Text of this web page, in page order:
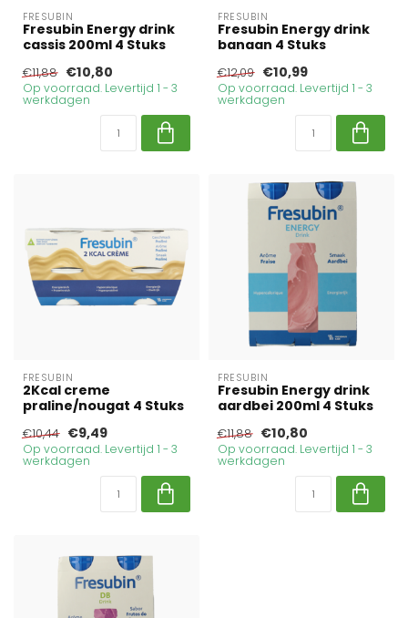
FRESUBIN
Fresubin Energy drink
cassis 200ml 4 Stuks
€11,88 €10,80
Op voorraad. Levertijd 1 - 3
werkdagen
FRESUBIN
Fresubin Energy drink
banaan 4 Stuks
€12,09 €10,99
Op voorraad. Levertijd 1 - 3
werkdagen
FRESUBIN
2Kcal creme
praline/nougat 4 Stuks
€10,44 €9,49
Op voorraad. Levertijd 1 - 3
werkdagen
FRESUBIN
Fresubin Energy drink
aardbei 200ml 4 Stuks
€11,88 €10,80
Op voorraad. Levertijd 1 - 3
werkdagen